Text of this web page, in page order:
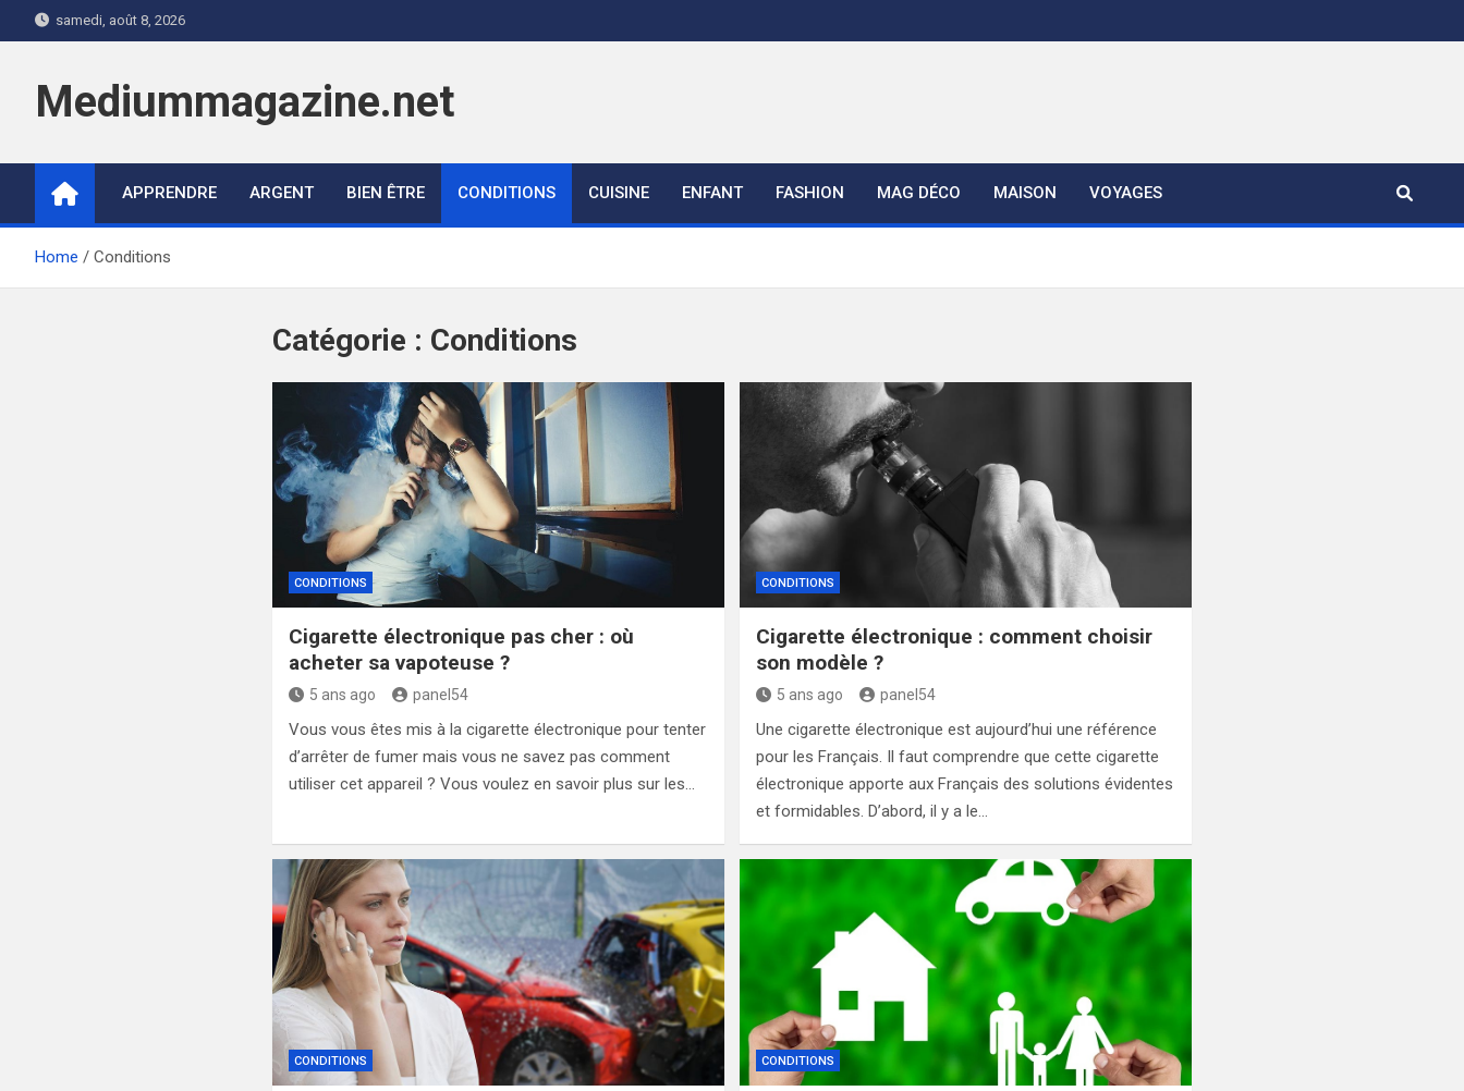
to
samedi, août 8, 2026
Mediummagazine.net
APPRENDRE ARGENT BIEN ÊTRE CONDITIONS CUISINE ENFANT FASHION MAG DÉCO MAISON VOYAGES
Home Conditions
Catégorie : Conditions
CONDITIONS
Cigarette électronique pas cher : où
acheter sa vapoteuse ?
5 ans ago panel54
Vous vous êtes mis à la cigarette électronique pour tenter
d’arrêter de fumer mais vous ne savez pas comment
utiliser cet appareil ? Vous voulez en savoir plus sur les…
CONDITIONS
Cigarette électronique : comment choisir
son modèle ?
5 ans ago panel54
Une cigarette électronique est aujourd’hui une référence
pour les Français. Il faut comprendre que cette cigarette
électronique apporte aux Français des solutions évidentes
et formidables. D’abord, il y a le…
CONDITIONS CONDITIONS